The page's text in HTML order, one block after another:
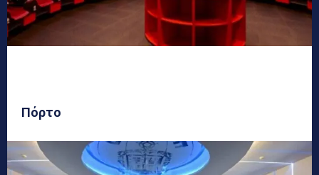
Πόρτο